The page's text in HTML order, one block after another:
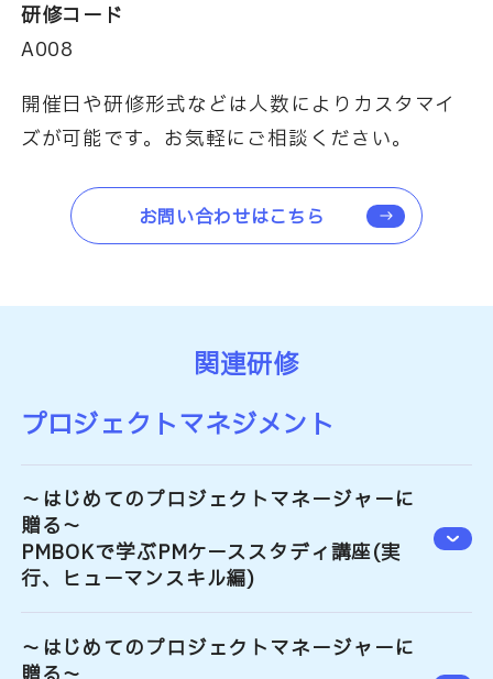
研修コード
A008
開催日や研修形式などは人数によりカスタマイ
ズが可能です。お気軽にご相談ください。
お問い合わせはこちら
関連研修
プロジェクトマネジメント
～はじめてのプロジェクトマネージャーに
贈る～
PMBOKで学ぶPMケーススタディ講座(実
行、ヒューマンスキル編)
～はじめてのプロジェクトマネージャーに